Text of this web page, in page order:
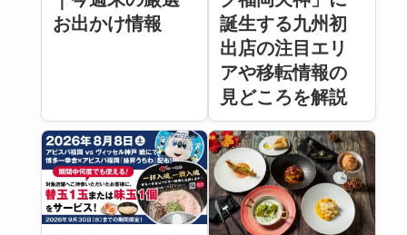
お出かけ情報
誕生する九州初
出店の注目エリ
アや移転情報の
見どころを解説